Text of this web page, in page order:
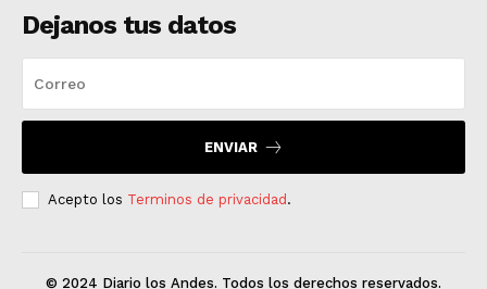
Dejanos tus datos
ENVIAR
Acepto los Terminos de privacidad .
© 2024 Diario los Andes. Todos los derechos reservados.